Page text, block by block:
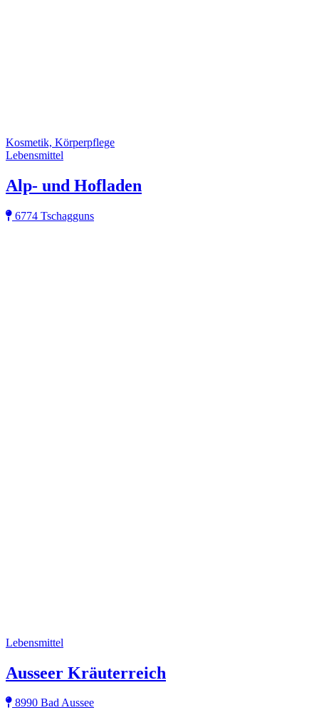
Kosmetik, Körperpflege
Lebensmittel
Alp- und Hofladen
6774 Tschagguns
Lebensmittel
Ausseer Kräuterreich
8990 Bad Aussee